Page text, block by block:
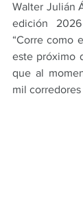
Walter Julián
edición
“Corre como
este próximo
que al
mil